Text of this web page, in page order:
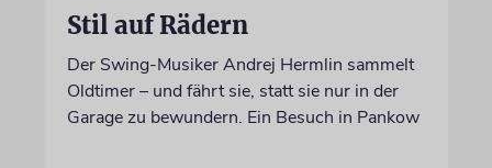
Stil auf Rädern
Der Swing-Musiker Andrej Hermlin sammelt
Oldtimer – und fährt sie, statt sie nur in der
Garage zu bewundern. Ein Besuch in Pankow